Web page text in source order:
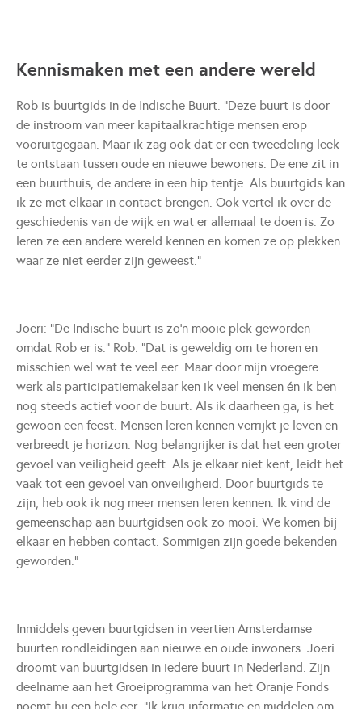
Kennismaken met een andere wereld
Rob is buurtgids in de Indische Buurt. “Deze buurt is door
de instroom van meer kapitaalkrachtige mensen erop
vooruitgegaan. Maar ik zag ook dat er een tweedeling leek
te ontstaan tussen oude en nieuwe bewoners. De ene zit in
een buurthuis, de andere in een hip tentje. Als buurtgids kan
ik ze met elkaar in contact brengen. Ook vertel ik over de
geschiedenis van de wijk en wat er allemaal te doen is. Zo
leren ze een andere wereld kennen en komen ze op plekken
waar ze niet eerder zijn geweest.”
Joeri: “De Indische buurt is zo’n mooie plek geworden
omdat Rob er is.” Rob: “Dat is geweldig om te horen en
misschien wel wat te veel eer. Maar door mijn vroegere
werk als participatiemakelaar ken ik veel mensen én ik ben
nog steeds actief voor de buurt. Als ik daarheen ga, is het
gewoon een feest. Mensen leren kennen verrijkt je leven en
verbreedt je horizon. Nog belangrijker is dat het een groter
gevoel van veiligheid geeft. Als je elkaar niet kent, leidt het
vaak tot een gevoel van onveiligheid. Door buurtgids te
zijn, heb ook ik nog meer mensen leren kennen. Ik vind de
gemeenschap aan buurtgidsen ook zo mooi. We komen bij
elkaar en hebben contact. Sommigen zijn goede bekenden
geworden.”
Inmiddels geven buurtgidsen in veertien Amsterdamse
buurten rondleidingen aan nieuwe en oude inwoners. Joeri
droomt van buurtgidsen in iedere buurt in Nederland. Zijn
deelname aan het Groeiprogramma van het Oranje Fonds